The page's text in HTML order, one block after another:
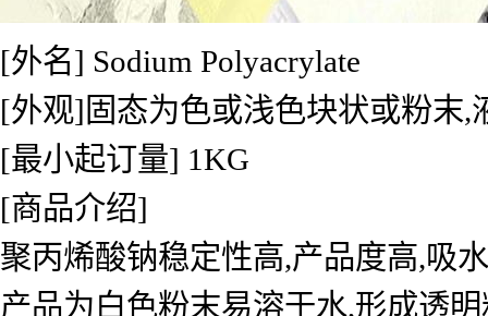
[外名] Sodium Polyacrylate
[外观]固态为色或浅色块状或粉末
[最小起订量] 1KG
[商品介绍]
聚丙烯酸钠稳定性高,产品度高,吸
产品为白色粉末易溶于水,形成透